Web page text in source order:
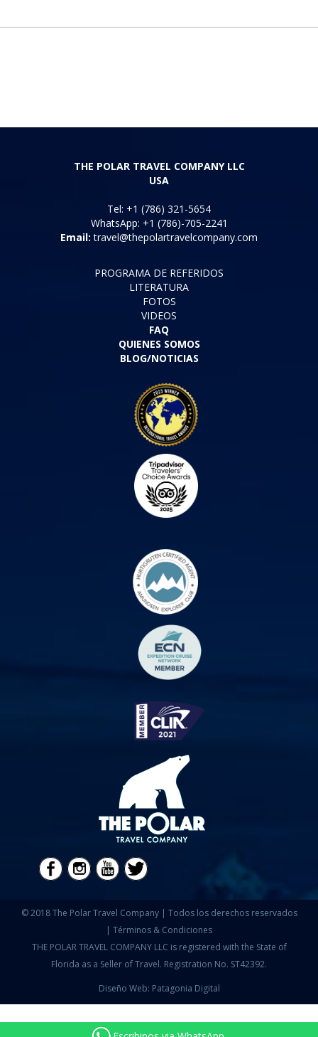
THE POLAR TRAVEL COMPANY LLC
USA
Tel: +1 (786) 321-5654
WhatsApp: +1 (786)-705-2241
Email: travel@thepolartravelcompany.com
PROGRAMA DE REFERIDOS
LITERATURA
FOTOS
VIDEOS
FAQ
QUIENES SOMOS
BLOG/NOTICIAS
© 2018 The Polar Travel Company | Todos los derechos reservados
| Términos & Condiciones
THE POLAR TRAVEL COMPANY LLC is registered with the State of
Florida as a Seller of Travel. Registration No. ST42392.
Diseño Web: Patagonia Digital